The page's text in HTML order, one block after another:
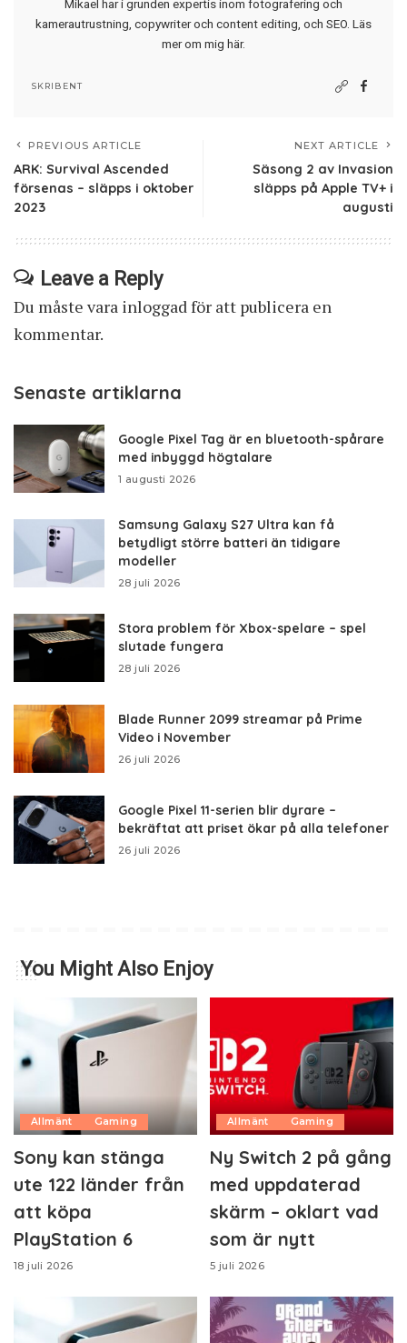
Mikael har i grunden expertis inom fotografering och
kamerautrustning, copywriter och content editing, och SEO. Läs
mer om mig här.
SKRIBENT
PREVIOUS ARTICLE
ARK: Survival Ascended
försenas – släpps i oktober
2023
NEXT ARTICLE
Säsong 2 av Invasion
släpps på Apple TV+ i
augusti
Leave a Reply
Du måste vara inloggad för att publicera en
kommentar.
Senaste artiklarna
Google Pixel Tag är en bluetooth-spårare
med inbyggd högtalare
1 augusti 2026
Samsung Galaxy S27 Ultra kan få
betydligt större batteri än tidigare
modeller
28 juli 2026
Stora problem för Xbox-spelare – spel
slutade fungera
28 juli 2026
Blade Runner 2099 streamar på Prime
Video i November
26 juli 2026
Google Pixel 11-serien blir dyrare –
bekräftat att priset ökar på alla telefoner
26 juli 2026
You Might Also Enjoy
Allmänt Gaming
Sony kan stänga
ute 122 länder från
att köpa
PlayStation 6
18 juli 2026
Allmänt Gaming
Ny Switch 2 på gång
med uppdaterad
skärm – oklart vad
som är nytt
5 juli 2026